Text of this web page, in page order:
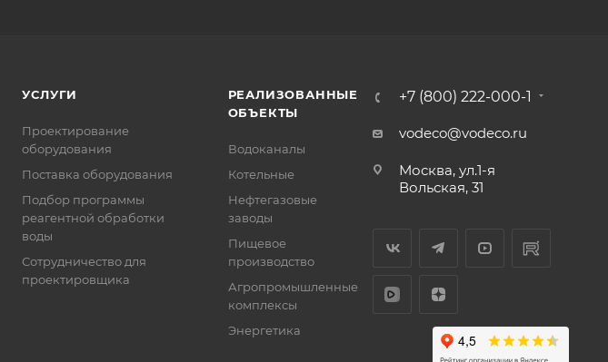
УСЛУГИ
Проектирование
оборудования
Поставка оборудования
Подбор программы
реагентной обработки
воды
Сотрудничество для
проектировщика
РЕАЛИЗОВАННЫЕ
ОБЪЕКТЫ
Водоканалы
Котельные
Нефтегазовые
заводы
Пищевое
производство
Агропромышленные
комплексы
Энергетика
+7 (800) 222-000-1
vodeco@vodeco.ru
Москва, ул.1-я
Вольская, 31